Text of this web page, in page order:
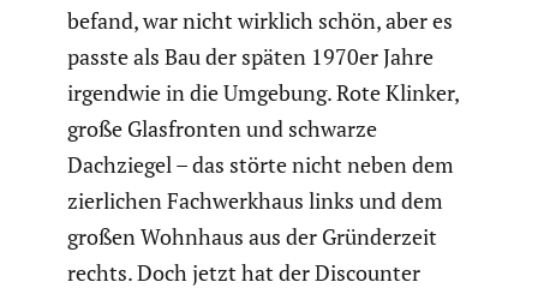
befand, war nicht wirklich schön, aber es
passte als Bau der späten 1970er Jahre
irgendwie in die Umgebung. Rote Klinker,
große Glasfronten und schwarze
Dachziegel – das störte nicht neben dem
zierli­chen Fachwerk­haus links und dem
großen Wohnhaus aus der Gründer­zeit
rechts. Doch jetzt hat der Discounter